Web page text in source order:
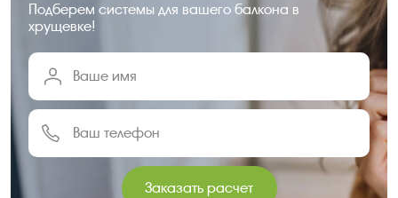
Подберем системы для вашего балкона в
хрущевке!
Заказать расчет